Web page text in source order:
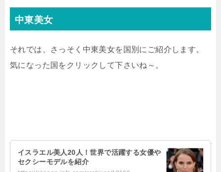
中東美女
それでは、さっそく中東美女を国別にご紹介します。
気になった国をクリックして下さいね～。
‌イスラエル美人20人！世界で活躍する女優や
セクシーモデルを紹介